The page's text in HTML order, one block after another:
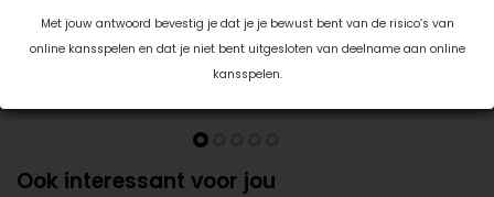
Met jouw antwoord bevestig je dat je je bewust bent van de risico’s van
online kansspelen en dat je niet bent uitgesloten van deelname aan online
kansspelen.
Ook interessant voor jou